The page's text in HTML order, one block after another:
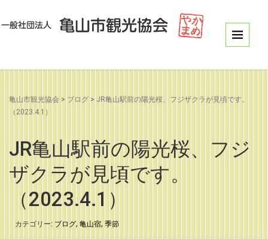
亀山市観光協会 > ブログ > JR亀山駅前の陽光桜、フジザクラが見頃です。
（2023.4.1）
JR亀山駅前の陽光桜、フジ
ザクラが見頃です。
（2023.4.1）
カテゴリー: ブログ, 亀山宿, 季節